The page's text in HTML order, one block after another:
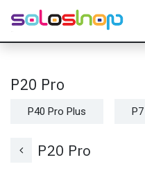
Passa al contenuto
P20 Pro
P40 Pro Plus P7
P20 Pro